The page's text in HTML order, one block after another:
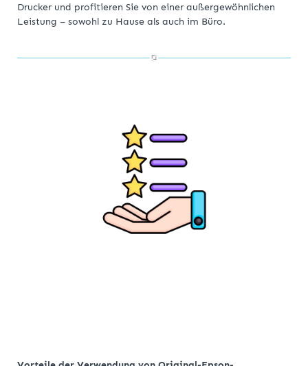
Drucker und profitieren Sie von einer außergewöhnlichen
Leistung – sowohl zu Hause als auch im Büro.